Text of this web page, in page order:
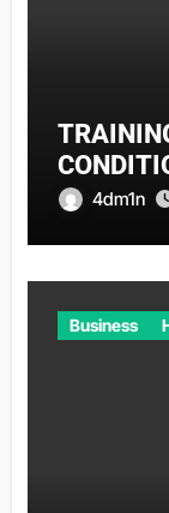
4dm1n
Business